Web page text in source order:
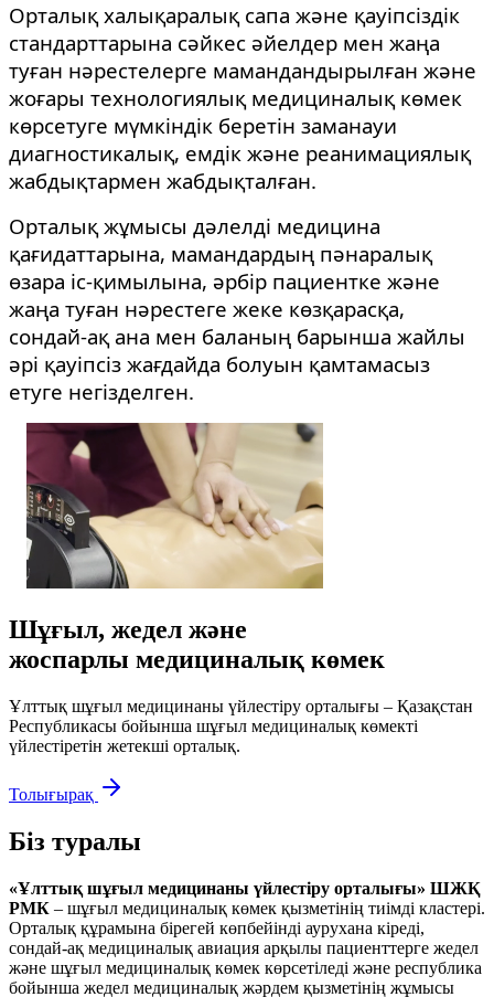
Орталық халықаралық сапа және қауіпсіздік
стандарттарына сәйкес әйелдер мен жаңа
туған нәрестелерге мамандандырылған және
жоғары технологиялық медициналық көмек
көрсетуге мүмкіндік беретін заманауи
диагностикалық, емдік және реанимациялық
жабдықтармен жабдықталған.
Орталық жұмысы дәлелді медицина
қағидаттарына, мамандардың пәнаралық
өзара іс-қимылына, әрбір пациентке және
жаңа туған нәрестеге жеке көзқарасқа,
сондай-ақ ана мен баланың барынша жайлы
әрі қауіпсіз жағдайда болуын қамтамасыз
етуге негізделген.
Шұғыл, жедел және
жоспарлы медициналық көмек
Ұлттық шұғыл медицинаны үйлестіру орталығы – Қазақстан
Республикасы бойынша шұғыл медициналық көмекті
үйлестіретін жетекші орталық.
Толығырақ
Біз туралы
«Ұлттық шұғыл медицинаны үйлестіру орталығы» ШЖҚ
РМК – шұғыл медициналық көмек қызметінің тиімді кластері.
Орталық құрамына бірегей көпбейінді аурухана кіреді,
сондай-ақ медициналық авиация арқылы пациенттерге жедел
және шұғыл медициналық көмек көрсетіледі және республика
бойынша жедел медициналық жәрдем қызметінің жұмысы